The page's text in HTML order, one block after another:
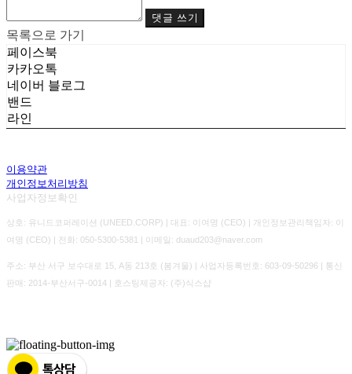
댓글 쓰기
목록으로 가기
페이스북
카카오톡
네이버 블로그
밴드
라인
이용약관
개인정보처리방침
사업자정보확인
상호: 유니드코퍼레이션 (UNEED.CORP) | 대표: 이여명 (CEO) | 개인정보관리책임자: 이
여명 (CEO) | 전화: 050-5300-5381 | 이메일: duaud203@naver.com
주소: 부산 서구 보수대로 15, A동 213호 (봄겨울) | 사업자등록번호: 603-09-50296 | 통신
판매: 2014-부산서구-0014 | 호스팅제공자: (주)식스샵